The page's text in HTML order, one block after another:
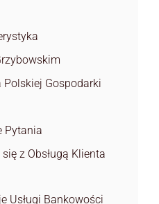
Polskiej Gospodarki
Pytania
z Obsługą Klienta
Usługi Bankowości